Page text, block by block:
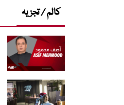
کالم / تجزیہ